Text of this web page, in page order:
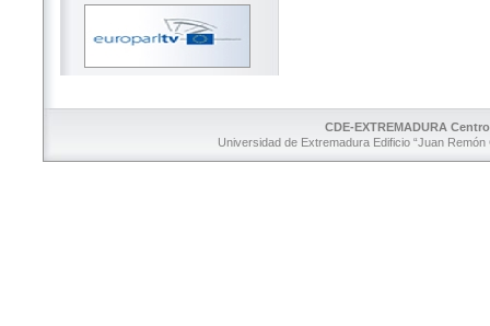
CDE-EXTREMADURA
Universidad de Extremadura Edificio “Juan